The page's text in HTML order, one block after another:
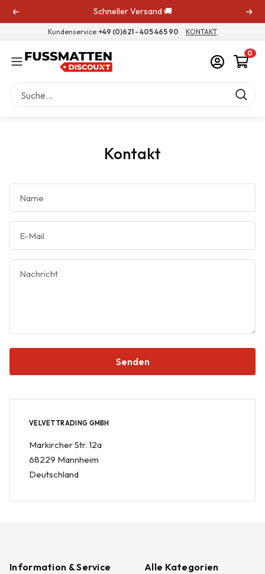
Direkt
zum
Zurück Schneller Versand 🚚
Kundenservice:+49 (0)621 - 405 465 90 KONTAKT
Navigation
Fussmatten 0
Kontakt
Name
E-Mail
Nachricht
Senden
VELVET TRADING GMBH
Markircher Str. 12a
68229 Mannheim
Deutschland
Information & Service Alle Kategorien